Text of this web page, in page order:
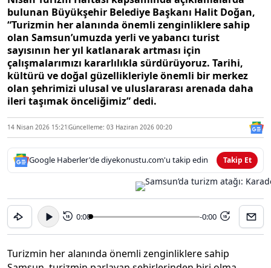
bulunan Büyükşehir Belediye Başkanı Halit Doğan,
“Turizmin her alanında önemli zenginliklere sahip
olan Samsun’umuzda yerli ve yabancı turist
sayısının her yıl katlanarak artması için
çalışmalarımızı kararlılıkla sürdürüyoruz. Tarihi,
kültürü ve doğal güzellikleriyle önemli bir merkez
olan şehrimizi ulusal ve uluslararası arenada daha
ileri taşımak önceliğimiz” dedi.
14 Nisan 2026 15:21 Güncelleme: 03 Haziran 2026 00:20
Google Haberler'de diyekonustu.com'u takip edin Takip Et
15 0:00 -0:00 15
Turizmin her alanında önemli zenginliklere sahip